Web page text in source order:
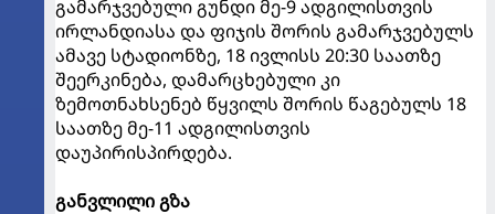
გამარჯვებული გუნდი მე-9 ადგილისთვის
ირლანდიასა და ფიჯის შორის გამარჯვებულს
ამავე სტადიონზე, 18 ივლისს 20:30 საათზე
შეერკინება, დამარცხებული კი
ზემოთნახსენებ წყვილს შორის წაგებულს 18
საათზე მე-11 ადგილისთვის
დაუპირისპირდება.
განვლილი გზა